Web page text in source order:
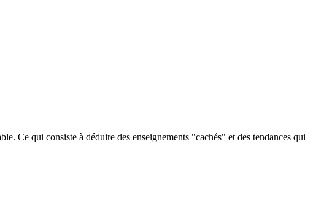
Ce qui consiste à déduire des enseignements "cachés" et des tendances qui